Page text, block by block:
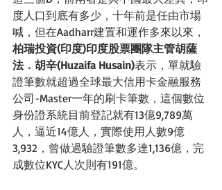
度人口到底有多少，十年前是任由市場
喊，但在Aadharr建置和運作多來以來，
柏瑞投資(印度)印度股票團隊主管胡薩
法．胡辛(Huzaifa Husain)表示，單就驗
證筆數就超過全球最大信用卡金融服務
公司-Master一年的刷卡筆數，這個數位
身份證系統目前登記就有13億9,789萬
人，逼近14億人，實際使用人數9億
3,932，曾做過驗證筆數多達1,136億，完
成數位KYC人次則有191億。